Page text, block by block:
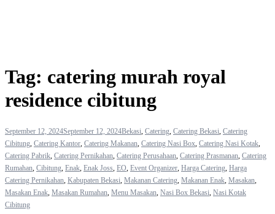
Tag: catering murah royal
residence cibitung
September 12, 2024September 12, 2024Bekasi, Catering, Catering Bekasi, Catering
Cibitung, Catering Kantor, Catering Makanan, Catering Nasi Box, Catering Nasi Kotak,
Catering Pabrik, Catering Pernikahan, Catering Perusahaan, Catering Prasmanan, Catering
Rumahan, Cibitung, Enak, Enak Joss, EO, Event Organizer, Harga Catering, Harga
Catering Pernikahan, Kabupaten Bekasi, Makanan Catering, Makanan Enak, Masakan,
Masakan Enak, Masakan Rumahan, Menu Masakan, Nasi Box Bekasi, Nasi Kotak
Cibitung